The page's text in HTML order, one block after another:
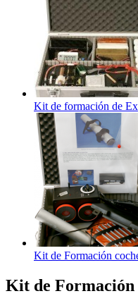
Kit de formación de
Kit de Formación
Kit de Formación